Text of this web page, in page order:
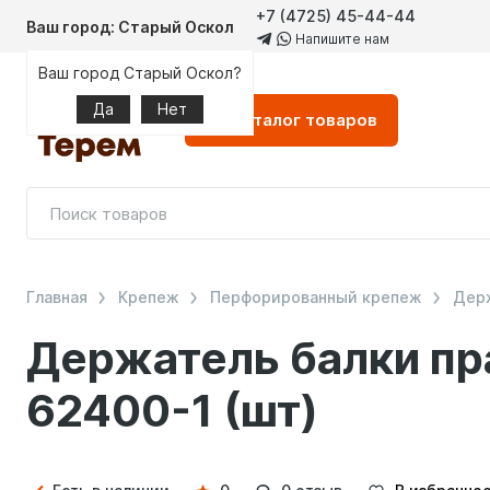
Ваш город: Старый Оскол
Ваш город Старый Оскол?
Да
Нет
+7 (4725) 45-44-44
Напишите нам
Каталог товаров
Держатель балки
62400-1 (шт)
Главная Крепеж Перфорированный крепеж